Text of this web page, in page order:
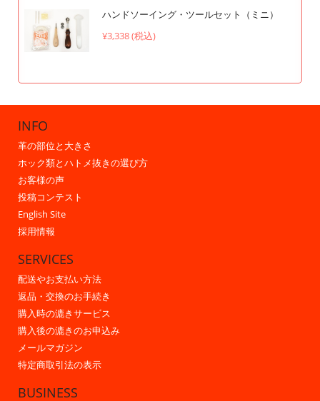
ハンドソーイング・ツールセット（ミニ）
¥3,338 (税込)
INFO
革の部位と大きさ
ホック類とハトメ抜きの選び方
お客様の声
投稿コンテスト
English Site
採用情報
SERVICES
配送やお支払い方法
返品・交換のお手続き
購入時の漉きサービス
購入後の漉きのお申込み
メールマガジン
特定商取引法の表示
BUSINESS